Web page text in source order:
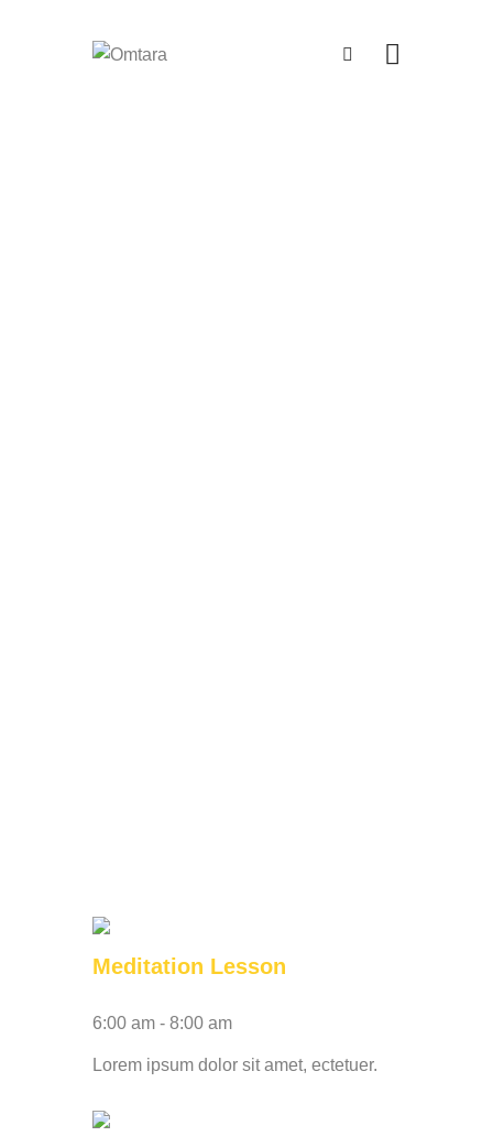
Meditation Lesson
6:00 am - 8:00 am
Lorem ipsum dolor sit amet, ectetuer.